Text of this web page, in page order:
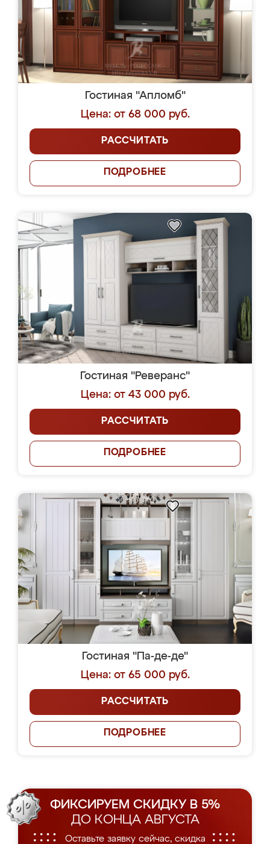
Гостиная "Апломб"
Цена: от 68 000 руб.
РАССЧИТАТЬ
ПОДРОБНЕЕ
Гостиная "Реверанс"
Цена: от 43 000 руб.
РАССЧИТАТЬ
ПОДРОБНЕЕ
Гостиная "Па-де-де"
Цена: от 65 000 руб.
РАССЧИТАТЬ
ПОДРОБНЕЕ
ФИКСИРУЕМ СКИДКУ В 5%
ДО КОНЦА АВГУСТА
Оставьте заявку сейчас, скидка